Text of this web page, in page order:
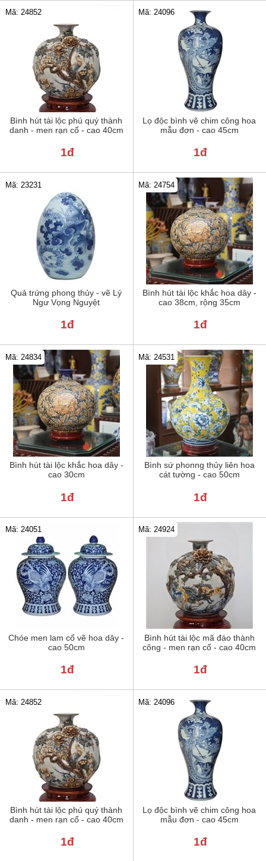
Bình hút tài lộc phú quý thành
danh - men rạn cổ - cao 40cm
Mã: 24852
1đ
Lọ độc bình vẽ chim công hoa
mẫu đơn - cao 45cm
Mã: 24096
1đ
Quả trứng phong thủy - vẽ Lý
Ngư Vọng Nguyệt
Mã: 23231
1đ
Bình hút tài lộc khắc hoa dây -
cao 38cm, rộng 35cm
Mã: 24754
1đ
Bình hút tài lộc khắc hoa dây -
cao 30cm
Mã: 24834
1đ
Bình sứ phonng thủy liên hoa
cát tường - cao 50cm
Mã: 24531
1đ
Chóe men lam cổ vẽ hoa dây -
cao 50cm
Mã: 24051
1đ
Bình hút tài lộc mã đáo thành
công - men rạn cổ - cao 40cm
Mã: 24924
1đ
Bình hút tài lộc phú quý thành
danh - men rạn cổ - cao 40cm
Mã: 24852
1đ
Lọ độc bình vẽ chim công hoa
mẫu đơn - cao 45cm
Mã: 24096
1đ